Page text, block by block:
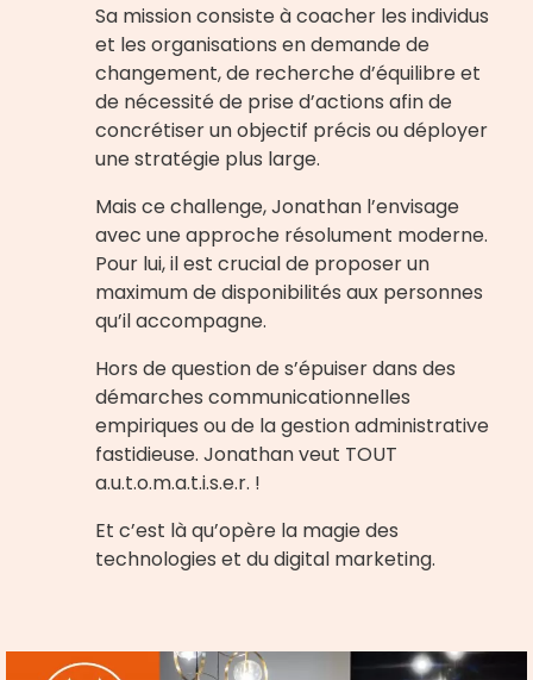
Sa mission consiste à coacher les individus
et les organisations en demande de
changement, de recherche d’équilibre et
de nécessité de prise d’actions afin de
concrétiser un objectif précis ou déployer
une stratégie plus large.
Mais ce challenge, Jonathan l’envisage
avec une approche résolument moderne.
Pour lui, il est crucial de proposer un
maximum de disponibilités aux personnes
qu’il accompagne.
Hors de question de s’épuiser dans des
démarches communicationnelles
empiriques ou de la gestion administrative
fastidieuse. Jonathan veut TOUT
a.u.t.o.m.a.t.i.s.e.r. !
Et c’est là qu’opère la magie des
technologies et du digital marketing.